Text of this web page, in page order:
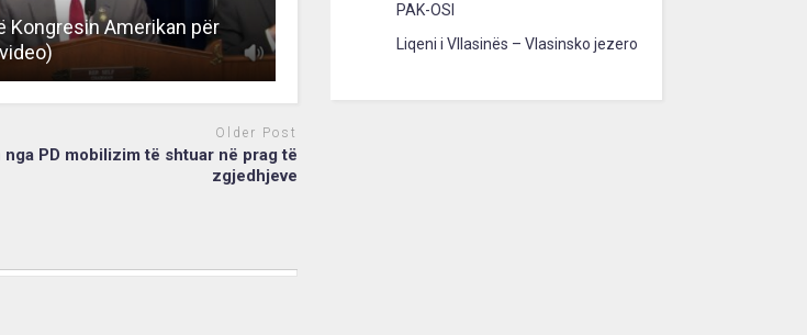
Kongresin Amerikan për
Older Post
PD mobilizim të shtuar në prag të
zgjedhjeve
PAK-OSI
Liqeni i Vllasinës – Vlasinsko jezero